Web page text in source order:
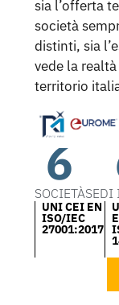
sia l’offerta
società
distinti, sia
vede la
territorio
SOCIETÀ
6
SEDI
UNI CEI EN
ISO/IEC
27001:2017